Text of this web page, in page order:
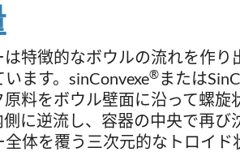
特徴的なボウルの流れを作り
ます。sinConvexe®または
料をボウル壁面に沿って螺旋
に逆流し、容器の中央で再び
体を覆う三次元的なトロイド